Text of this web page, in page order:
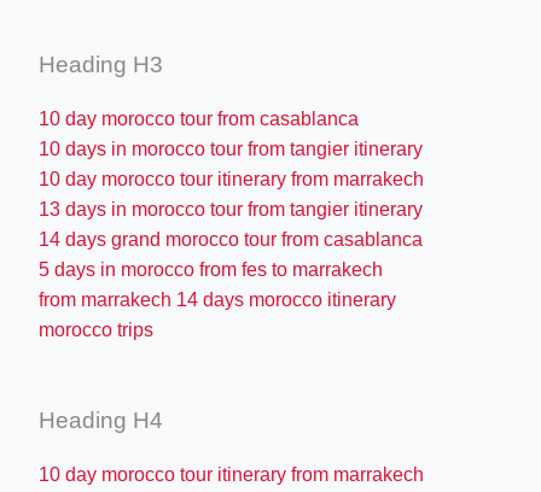
Heading H3
10 day morocco tour from casablanca
10 days in morocco tour from tangier itinerary
10 day morocco tour itinerary from marrakech
13 days in morocco tour from tangier itinerary
14 days grand morocco tour from casablanca
5 days in morocco from fes to marrakech
from marrakech 14 days morocco itinerary
morocco trips
Heading H4
10 day morocco tour itinerary from marrakech